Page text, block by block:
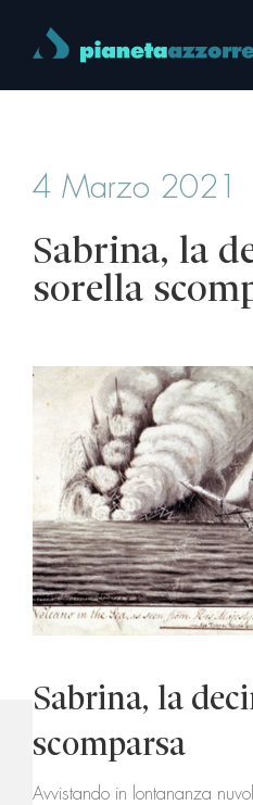
4 Marzo 2021
Sabrina, la
sorella
Ingrandisci
immagine
Sabrina, la
scomparsa
Avvistando in lontananza